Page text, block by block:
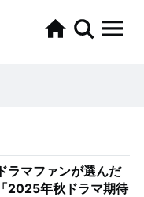
ドラマファンが選んだ
「2025年秋ドラマ期待